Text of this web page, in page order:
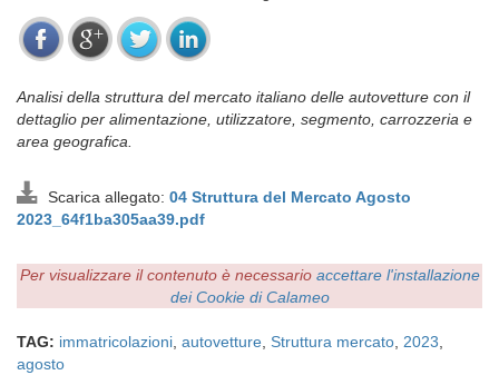
Analisi della struttura del mercato italiano delle autovetture con il
dettaglio per alimentazione, utilizzatore, segmento, carrozzeria e
area geografica.
Scarica allegato: 04 Struttura del Mercato Agosto
2023_64f1ba305aa39.pdf
Per visualizzare il contenuto è necessario accettare l'installazione
dei Cookie di Calameo
TAG: immatricolazioni autovetture Struttura mercato 2023
agosto